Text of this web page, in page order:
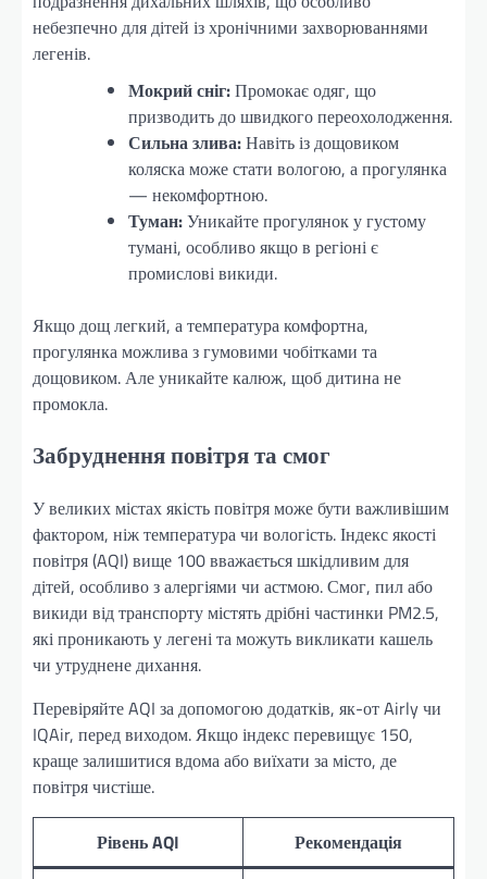
небезпечно для дітей із хронічними захворюваннями
легенів.
Мокрий сніг:Промокає одяг, що
призводить до швидкого переохолодження.
Сильна злива:Навіть із дощовиком
коляска може стати вологою, а прогулянка
— некомфортною.
Туман:Уникайте прогулянок у густому
тумані, особливо якщо в регіоні є
промислові викиди.
Якщо дощ легкий, а температура комфортна,
прогулянка можлива з гумовими чобітками та
дощовиком. Але уникайте калюж, щоб дитина не
промокла.
Забруднення повітря та смог
У великих містах якість повітря може бути важливішим
фактором, ніж температура чи вологість. Індекс якості
повітря (AQI) вище 100 вважається шкідливим для
дітей, особливо з алергіями чи астмою. Смог, пил або
викиди від транспорту містять дрібні частинки PM2.5,
які проникають у легені та можуть викликати кашель
чи утруднене дихання.
Перевіряйте AQI за допомогою додатків, як-от Airly чи
IQAir, перед виходом. Якщо індекс перевищує 150,
краще залишитися вдома або виїхати за місто, де
повітря чистіше.
Рівень AQI Рекомендація